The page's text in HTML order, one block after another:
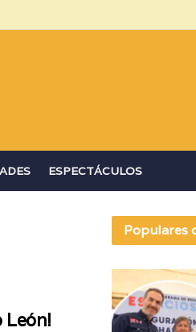
ESPECTÁCULOS
León!
Populares